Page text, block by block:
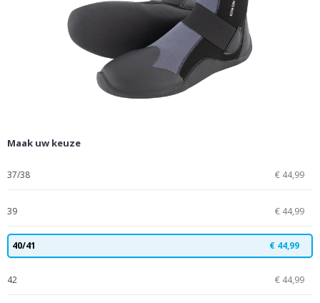
Maak uw keuze
37/38 € 44,99
39 € 44,99
40/41 € 44,99
42 € 44,99